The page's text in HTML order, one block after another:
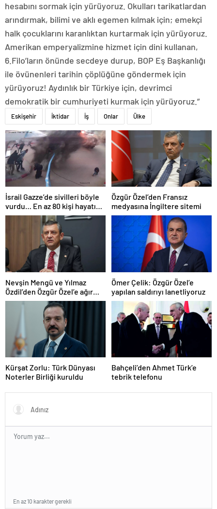
hesabını sormak için yürüyoruz. Okulları tarikatlardan
arındırmak, bilimi ve aklı egemen kılmak için; emekçi
halk çocuklarını karanlıktan kurtarmak için yürüyoruz.
Amerikan emperyalizmine hizmet için dini kullanan,
6.Filo’ların önünde secdeye durup, BOP Eş Başkanlığı
ile övünenleri tarihin çöplüğüne göndermek için
yürüyoruz! Aydınlık bir Türkiye için, devrimci
demokratik bir cumhuriyeti kurmak için yürüyoruz.”
Eskişehir İktidar İş Onlar Ülke
İsrail Gazze’de sivilleri böyle
vurdu… En az 80 kişi hayatını
kaybetti
Özgür Özel’den Fransız
medyasına İngiltere sitemi
Nevşin Mengü ve Yılmaz
Özdil’den Özgür Özel’e ağır
eleştiriler
Ömer Çelik: Özgür Özel’e
yapılan saldırıyı lanetliyoruz
Kürşat Zorlu: Türk Dünyası
Noterler Birliği kuruldu
Bahçeli’den Ahmet Türk’e
tebrik telefonu
En az 10 karakter gerekli